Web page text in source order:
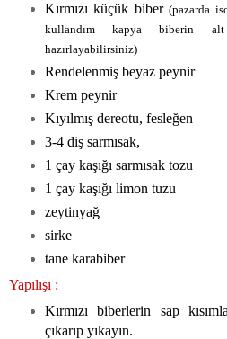
Kırmızı küçük biber(pazarda
kullandım kapya biberin alt
hazırlayabilirsiniz)
Rendelenmiş beyaz peynir
Krem peynir
Kıyılmış dereotu, fesleğen
3-4 diş sarmısak,
1 çay kaşığı sarmısak tozu
1 çay kaşığı limon tuzu
zeytinyağ
sirke
tane karabiber
Yapılışı :
Kırmızı biberlerin sap
çıkarıp yıkayın.